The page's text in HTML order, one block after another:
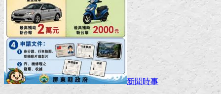
新聞時事